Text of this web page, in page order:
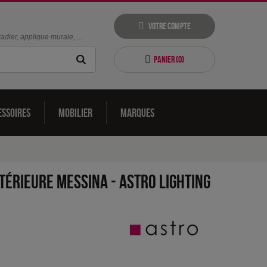
applique murale, ...
Votre compte
Panier (0)
Mobilier Marques
Messina-Astro Lighting